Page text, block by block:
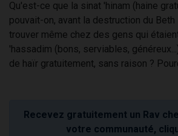
Qu'est-ce que la sinat 'hinam (haine
pouvait-on, avant la destruction du Beth
trouver même chez des gens qui
'hassadim (bons, serviables,
de haïr gratuitement, sans raison ?
Recevez gratuitement un Rav
votre communauté,